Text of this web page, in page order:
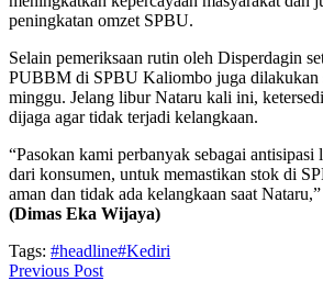
peningkatan omzet SPBU.
Selain pemeriksaan rutin oleh Disperdagin
PUBBM di SPBU Kaliombo juga dilakukan
minggu. Jelang libur Nataru kali ini,
dijaga agar tidak terjadi kelangkaan.
“Pasokan kami perbanyak sebagai antisipasi
dari konsumen, untuk memastikan stok di
aman dan tidak ada kelangkaan saat
(Dimas Eka Wijaya)
Tags: #headline#Kediri
Previous Post